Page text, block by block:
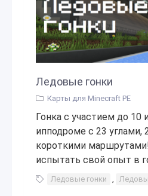
Ледовые гонки
Карты для Minecraft PE
Гонка с участием до 10
ипподроме с 23 углами,
короткими
испытать свой опыт в
Ледовые гонки ,